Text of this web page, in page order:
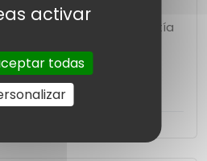
Airdopes 408
Tarjeta de garantía
adicionales
Cable de carga
activar
todas